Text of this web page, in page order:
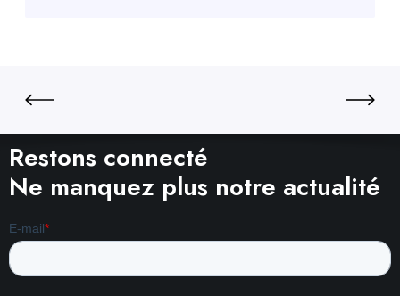
Restons connecté
Ne manquez plus notre actualité